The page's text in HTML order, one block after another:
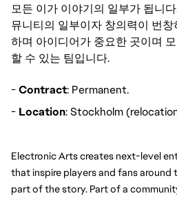
모든 이가 이야기의 일부가 됩니
뮤니티의 일부이자 창의력이 번
하며 아이디어가 중요한 곳이며
할 수 있는 팀입니다.
-Contract: Permanent.
- Location: Stockholm
Electronic Arts creates next-level
that inspire players and fans around
part of the story. Part of a